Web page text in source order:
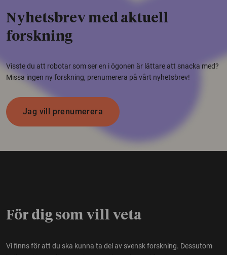
Nyhetsbrev med aktuell
forskning
Visste du att robotar som ser en i ögonen är lättare att snacka med?
Missa ingen ny forskning, prenumerera på vårt nyhetsbrev!
Jag vill prenumerera
För dig som vill veta
Vi finns för att du ska kunna ta del av svensk forskning. Dessutom